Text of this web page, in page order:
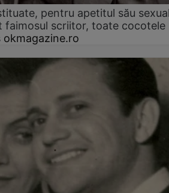
pentru apetitul său
faimosul scriitor, toate cocotele
okmagazine.ro